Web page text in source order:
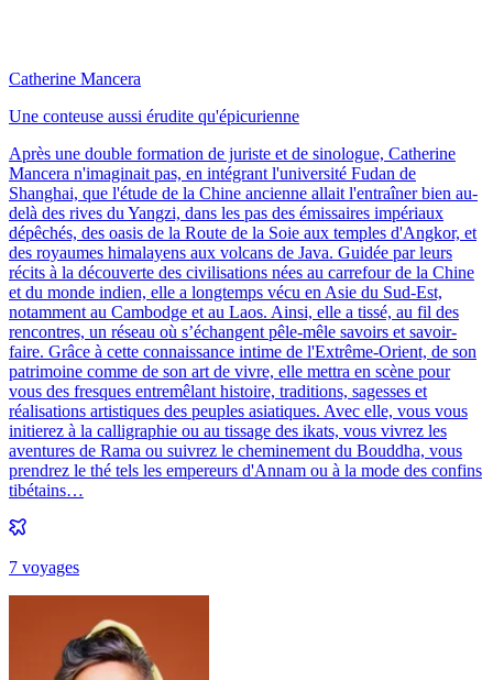
Catherine Mancera
Une conteuse aussi érudite qu'épicurienne
Après une double formation de juriste et de sinologue, Catherine
Mancera n'imaginait pas, en intégrant l'université Fudan de
Shanghai, que l'étude de la Chine ancienne allait l'entraîner bien au-
delà des rives du Yangzi, dans les pas des émissaires impériaux
dépêchés, des oasis de la Route de la Soie aux temples d'Angkor, et
des royaumes himalayens aux volcans de Java. Guidée par leurs
récits à la découverte des civilisations nées au carrefour de la Chine
et du monde indien, elle a longtemps vécu en Asie du Sud-Est,
notamment au Cambodge et au Laos. Ainsi, elle a tissé, au fil des
rencontres, un réseau où s’échangent pêle-mêle savoirs et savoir-
faire. Grâce à cette connaissance intime de l'Extrême-Orient, de son
patrimoine comme de son art de vivre, elle mettra en scène pour
vous des fresques entremêlant histoire, traditions, sagesses et
réalisations artistiques des peuples asiatiques. Avec elle, vous vous
initierez à la calligraphie ou au tissage des ikats, vous vivrez les
aventures de Rama ou suivrez le cheminement du Bouddha, vous
prendrez le thé tels les empereurs d'Annam ou à la mode des confins
tibétains…
7 voyages